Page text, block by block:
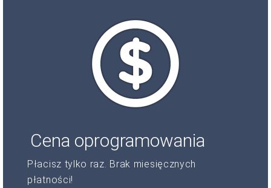
Cena oprogramowania
Płacisz tylko raz. Brak miesięcznych
płatności!